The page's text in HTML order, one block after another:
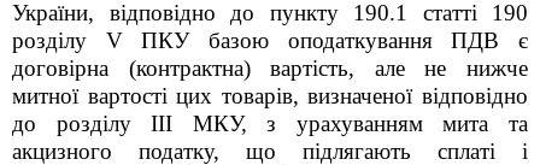
України, відповідно до пункту 190.1 статті 190
розділу V ПКУ базою оподаткування ПДВ є
договірна (контрактна) вартість, але не нижче
митної вартості цих товарів, визначеної відповідно
до розділу III МКУ, з урахуванням мита та
акцизного податку, що підлягають сплаті і